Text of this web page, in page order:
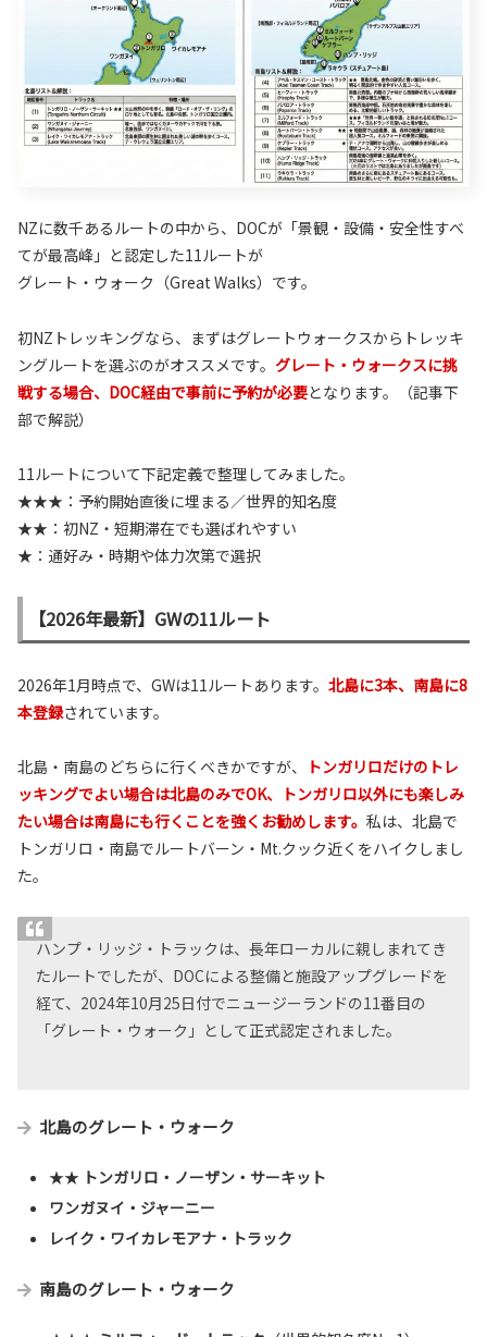
NZに数千あるルートの中から、DOCが「景観・設備・安全性すべ
てが最高峰」と認定した11ルートが
グレート・ウォーク（Great Walks）です。
初NZトレッキングなら、まずはグレートウォークスからトレッキ
ングルートを選ぶのがオススメです。 グレート・ウォークスに挑
戦する場合、DOC経由で事前に予約が必要となります。（記事下
部で解説）
11ルートについて下記定義で整理してみました。
★★★：予約開始直後に埋まる／世界的知名度
★★：初NZ・短期滞在でも選ばれやすい
★：通好み・時期や体力次第で選択
【2026年最新】GWの11ルート
2026年1月時点で、GWは11ルートあります。 北島に3本、南島に8
本登録されています。
北島・南島のどちらに行くべきかですが、
トンガリロだけのトレ
ッキングでよい場合は北島のみでOK、トンガリロ以外にも楽しみ
たい場合は南島にも行くことを強くお勧めします。 私は、北島で
トンガリロ・南島でルートバーン・Mt.クック近くをハイクしまし
た。
ハンプ・リッジ・トラックは、長年ローカルに親しまれてき
たルートでしたが、DOCによる整備と施設アップグレードを
経て、2024年10月25日付でニュージーランドの11番目の
「グレート・ウォーク」として正式認定されました。
北島のグレート・ウォーク
★★ トンガリロ・ノーザン・サーキット
ワンガヌイ・ジャーニー
レイク・ワイカレモアナ・トラック
南島のグレート・ウォーク